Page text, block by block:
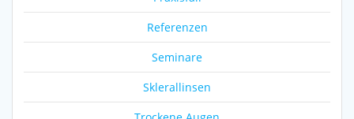
Referenzen
Seminare
Sklerallinsen